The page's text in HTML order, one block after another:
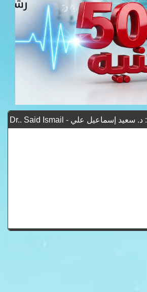
المؤلف / الكاتب : د. سعيد إسماعيل علي - Dr.. Said Ismail